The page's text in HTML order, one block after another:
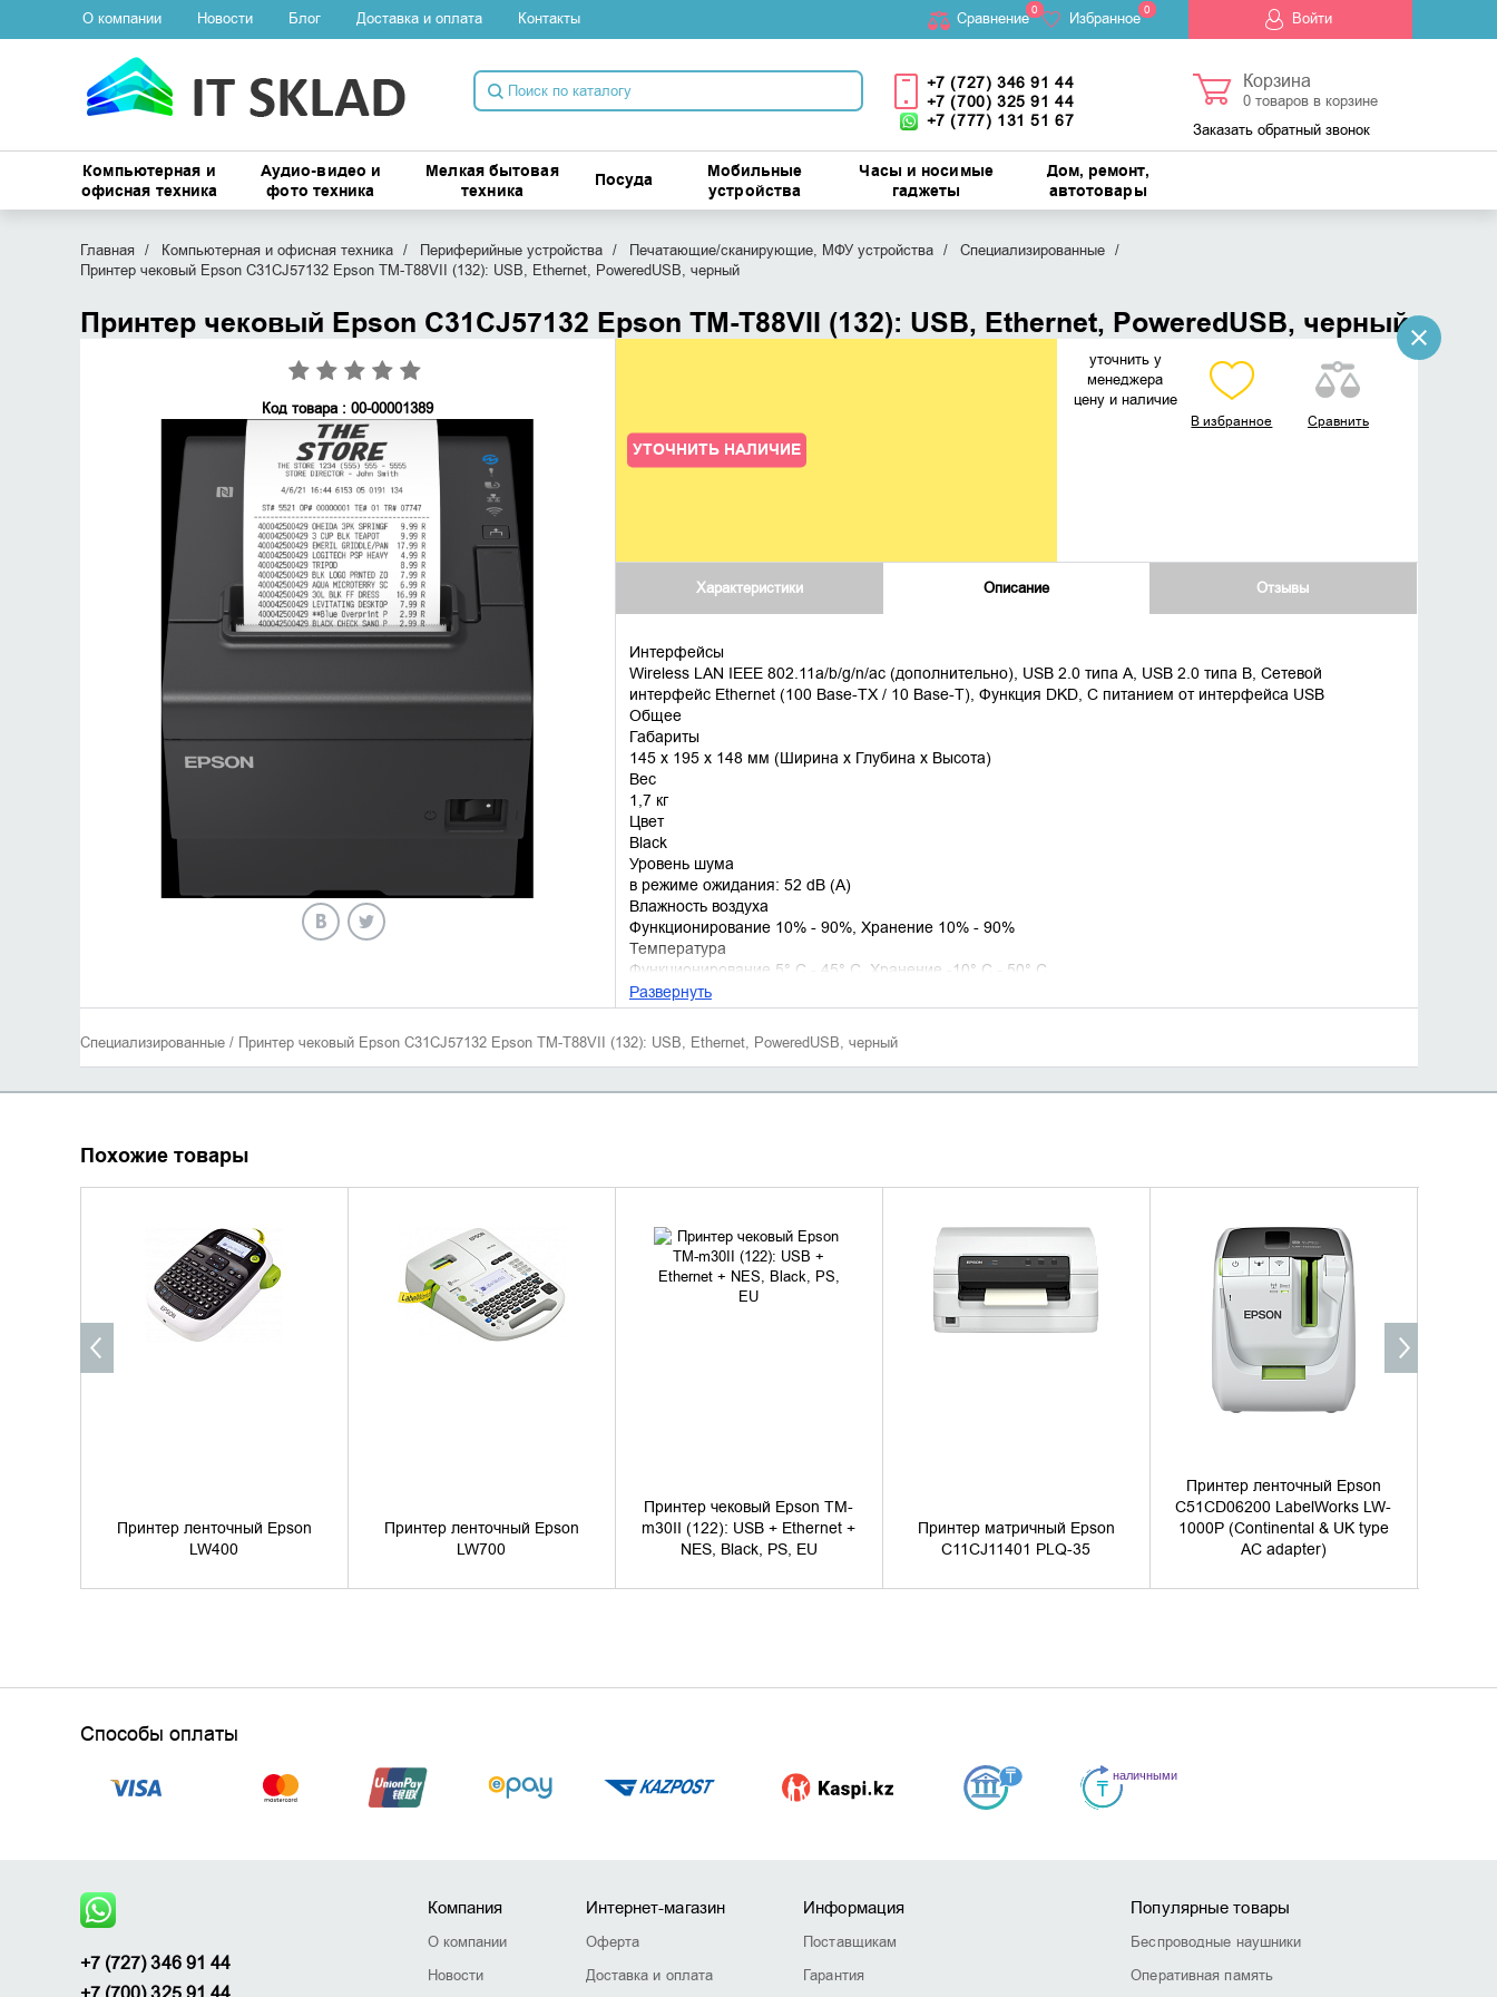
О компании Новости Блог Доставка и оплата Контакты Cравнение0 Избранное 0 Войти
+7 (727) 346 91 44
+7 (700) 325 91 44
+7 (777) 131 51 67
Корзина
0товаров в корзине
Заказать обратный звонок
Компьютерная и
офисная техника
Аудио-видео и
фото техника
Мелкая бытовая
техника
Посуда
Мобильные
устройства
Часы и носимые
гаджеты
Дом, ремонт,
автотовары
Главная Компьютерная и офисная техника Периферийные устройства Печатающие/сканирующие, МФУ устройства
Специализированные
Принтер чековый Epson C31CJ57132 Epson TM-T88VII (132): USB, Ethernet, PoweredUSB, черный
Принтер чековый Epson C31CJ57132 Epson TM-T88VII (132): USB, Ethernet, PoweredUSB, черный
Код товара : 00-00001389
УТОЧНИТЬ НАЛИЧИЕ
уточнить у
менеджера
цену и наличие
В избранное Сравнить
Характеристики Описание Отзывы
Интерфейсы
Wireless LAN IEEE 802.11a/b/g/n/ac (дополнительно), USB 2.0 типа А, USB 2.0 типа B, Сетевой
интерфейс Ethernet (100 Base-TX / 10 Base-T), Функция DKD, С питанием от интерфейса USB
Общее
Габариты
145 x 195 x 148 мм (Ширина x Глубина x Высота)
Вес
1,7 кг
Цвет
Black
Уровень шума
в режиме ожидания: 52 dB (A)
Влажность воздуха
Функционирование 10% - 90%, Хранение 10% - 90%
Температура
Функционирование 5° C - 45° C, Хранение -10° C - 50° C
Развернуть
Специализированные / Принтер чековый Epson C31CJ57132 Epson TM-T88VII (132): USB, Ethernet, PoweredUSB, черный
Похожие товары
Принтер ленточный Epson
LW400
УТОЧНИТЬ НАЛИЧИЕ
Принтер ленточный Epson
LW700
УТОЧНИТЬ НАЛИЧИЕ
Принтер чековый Epson TM-
m30II (122): USB + Ethernet +
NES, Black, PS, EU
УТОЧНИТЬ НАЛИЧИЕ
Принтер матричный Epson
C11CJ11401 PLQ-35
УТОЧНИТЬ НАЛИЧИЕ
Принтер ленточный Epson
C51CD06200 LabelWorks LW-
1000P (Continental & UK type
AC adapter)
УТОЧНИТЬ НАЛИЧИЕ
Способы оплаты
+7 (727) 346 91 44
Компания
О компании
Новости
Интернет-магазин
Оферта
Доставка и оплата
Информация
Поставщикам
Гарантия
Популярные товары
Беспроводные наушники
Оперативная память